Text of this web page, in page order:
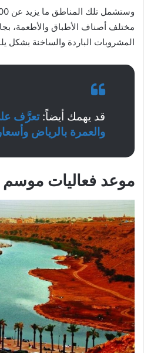
المشروبات الباردة والساخنة بشكل
قد يهمك أيضاً:تعرَّف
والعمرة بالرياض
موعد فعاليات موسم